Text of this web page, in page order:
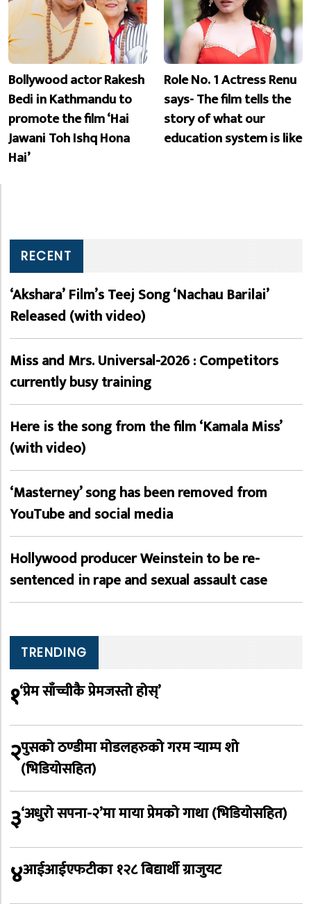
Bollywood actor Rakesh
Bedi in Kathmandu to
promote the film ‘Hai
Jawani Toh Ishq Hona
Hai’
Role No. 1 Actress Renu
says- The film tells the
story of what our
education system is like
RECENT
‘Akshara’ Film’s Teej Song ‘Nachau Barilai’
Released (with video)
Miss and Mrs. Universal-2026 : Competitors
currently busy training
Here is the song from the film ‘Kamala Miss’
(with video)
‘Masterney’ song has been removed from
YouTube and social media
Hollywood producer Weinstein to be re-
sentenced in rape and sexual assault case
TRENDING
१‘प्रेम साँच्चीकै प्रेमजस्तो होस्’
२पुसको ठण्डीमा मोडलहरुको गरम र्‍याम्प शो
(भिडियोसहित)
३‘अधुरो सपना-२’मा माया प्रेमको गाथा (भिडियोसहित)
४आईआईएफटीका १२८ बिद्यार्थी ग्राजुयट